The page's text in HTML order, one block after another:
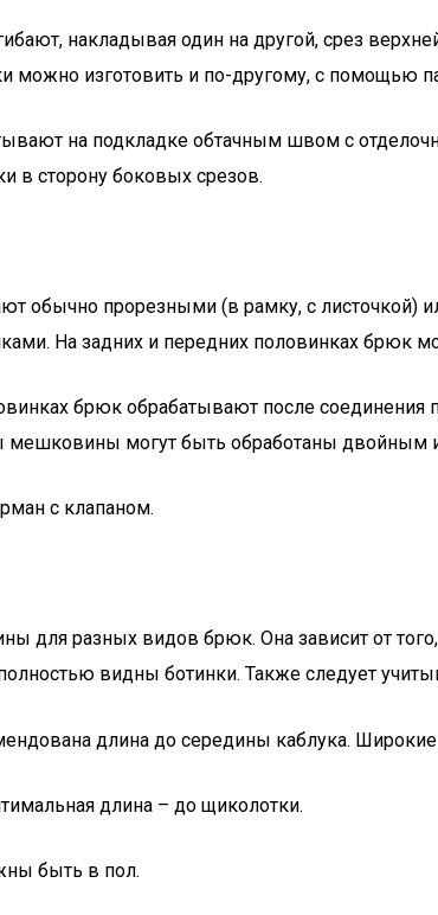
накладывая один на другой, срез
можно изготовить и по-другому, с помощью
на подкладке обтачным швом с
в сторону боковых срезов.
обычно прорезными (в рамку, с
На задних и передних половинках брюк
брюк обрабатывают после
мешковины могут быть обработаны
с клапаном.
для разных видов брюк. Она зависит от
видны ботинки. Также следует
длина до середины каблука.
длина – до щиколотки.
быть в пол.